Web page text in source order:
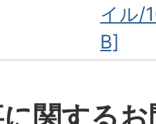
イル/
B]
関する